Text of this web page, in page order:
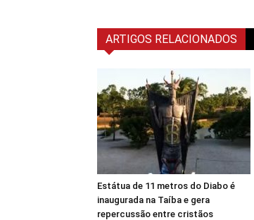
ARTIGOS RELACIONADOS
Estátua de 11 metros do Diabo é
inaugurada na Taíba e gera
repercussão entre cristãos